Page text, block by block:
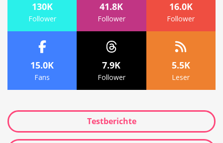
130K
Follower
41.8K
Follower
16.0K
Follower
15.0K
Fans
7.9K
Follower
5.5K
Leser
Testberichte